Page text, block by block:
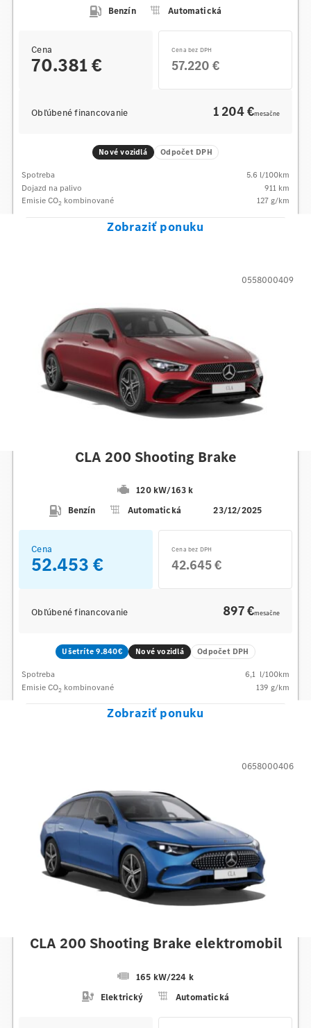
Benzín Automatická
Cena
70.381 €
Cena bez DPH
57.220 €
Obľúbené financovanie 1 204 €mesačne
Nové vozidlá Odpočet DPH
Spotreba 5.6 l/100km
Dojazd na palivo
911 km
Emisie CO2 kombinované 127g/km
Zobraziť ponuku
CLA 200 Shooting Brake
120 kW/163 k
Benzín
Automatická 23/12/2025
0558000409
Cena
52.453 €
Cena bez DPH
42.645 €
Obľúbené financovanie 897 €mesačne
Ušetríte 9.840€ Nové vozidlá Odpočet DPH
Spotreba 6,1 l/100km
Emisie CO2 kombinované 139 g/km
Zobraziť ponuku
CLA 200 Shooting Brake elektromobil
165 kW/224 k
Elektrický
Automatická
0658000406